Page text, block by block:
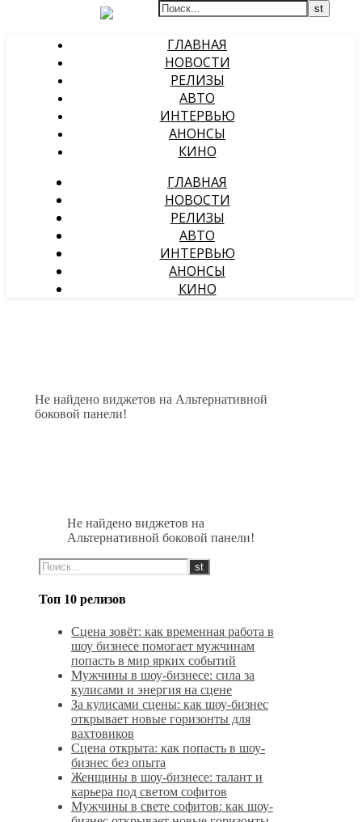
ГЛАВНАЯ
НОВОСТИ
РЕЛИЗЫ
АВТО
ИНТЕРВЬЮ
АНОНСЫ
КИНО
ГЛАВНАЯ
НОВОСТИ
РЕЛИЗЫ
АВТО
ИНТЕРВЬЮ
АНОНСЫ
КИНО
Не найдено виджетов на Альтернативной
боковой панели!
Не найдено виджетов на
Альтернативной боковой панели!
Топ 10 релизов
Сцена зовёт: как временная работа в
шоу бизнесе помогает мужчинам
попасть в мир ярких событий
Мужчины в шоу-бизнесе: сила за
кулисами и энергия на сцене
За кулисами сцены: как шоу-бизнес
открывает новые горизонты для
вахтовиков
Сцена открыта: как попасть в шоу-
бизнес без опыта
Женщины в шоу-бизнесе: талант и
карьера под светом софитов
Мужчины в свете софитов: как шоу-